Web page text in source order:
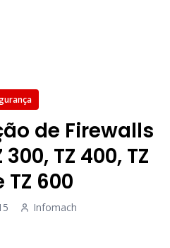
de Firewalls
TZ 400, TZ
TZ 600
Infomach